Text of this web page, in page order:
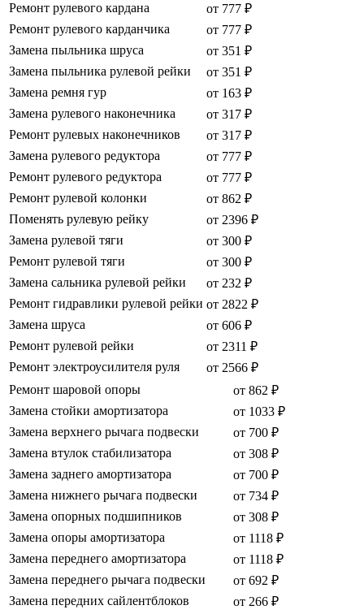
Ремонт рулевого кардана
от 777 ₽
Ремонт рулевого карданчика
от 777 ₽
Замена пыльника шруса
от 351 ₽
Замена пыльника рулевой рейки
от 351 ₽
Замена ремня гур
от 163 ₽
Замена рулевого наконечника
от 317 ₽
Ремонт рулевых наконечников
от 317 ₽
Замена рулевого редуктора
от 777 ₽
Ремонт рулевого редуктора
от 777 ₽
Ремонт рулевой колонки
от 862 ₽
Поменять рулевую рейку
от 2396 ₽
Замена рулевой тяги
от 300 ₽
Ремонт рулевой тяги
от 300 ₽
Замена сальника рулевой рейки
от 232 ₽
Ремонт гидравлики рулевой рейки от 2822 ₽
Замена шруса
от 606 ₽
Ремонт рулевой рейки
от 2311 ₽
Ремонт электроусилителя руля
от 2566 ₽
Ремонт шаровой опоры
от 862 ₽
Замена стойки амортизатора
от 1033 ₽
Замена верхнего рычага подвески
от 700 ₽
Замена втулок стабилизатора
от 308 ₽
Замена заднего амортизатора
от 700 ₽
Замена нижнего рычага подвески
от 734 ₽
Замена опорных подшипников
от 308 ₽
Замена опоры амортизатора
от 1118 ₽
Замена переднего амортизатора
от 1118 ₽
Замена переднего рычага подвески
от 692 ₽
Замена передних сайлентблоков
от 266 ₽